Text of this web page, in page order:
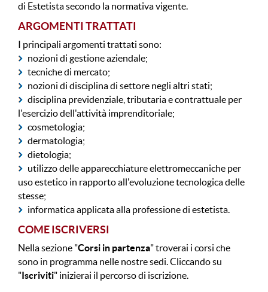
di Estetista secondo la normativa vigente.
ARGOMENTI TRATTATI
I principali argomenti trattati sono:
nozioni di gestione aziendale;
tecniche di mercato;
nozioni di disciplina di settore negli altri stati;
disciplina previdenziale, tributaria e contrattuale per
l'esercizio dell'attività imprenditoriale;
cosmetologia;
dermatologia;
dietologia;
utilizzo delle apparecchiature elettromeccaniche per
uso estetico in rapporto all'evoluzione tecnologica delle
stesse;
informatica applicata alla professione di estetista.
COME ISCRIVERSI
Nella sezione "Corsi in partenza" troverai i corsi che
sono in programma nelle nostre sedi. Cliccando su
"Iscriviti" inizierai il percorso di iscrizione.